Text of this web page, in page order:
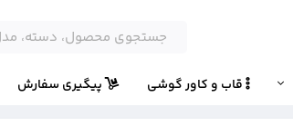
قاب و کاور گوشی پیگیری سفارش